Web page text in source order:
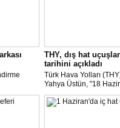
Yolları, 2
değeriyle
THY, dış hat
tarihini açıkladı
Türk Hava Yolları
Yahya Üstün, "18
Avrupa’daki 16
14 noktaya direkt